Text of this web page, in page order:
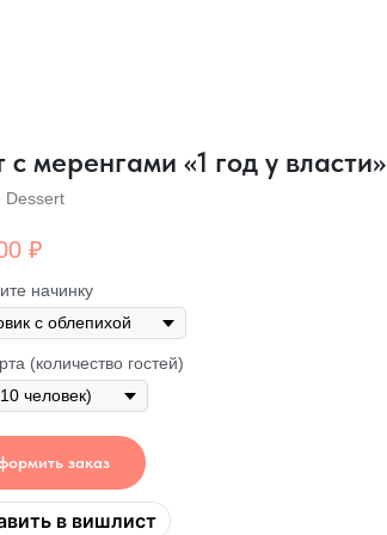
с меренгами «1 год у власти»
Dessert
₽
начинку
(количество гостей)
заказ
в вишлист